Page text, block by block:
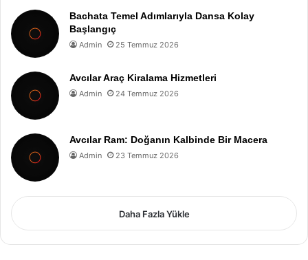
Bachata Temel Adımlarıyla Dansa Kolay
Başlangıç
Admin 25 Temmuz 2026
Avcılar Araç Kiralama Hizmetleri
Admin 24 Temmuz 2026
Avcılar Ram: Doğanın Kalbinde Bir Macera
Admin 23 Temmuz 2026
Daha Fazla Yükle